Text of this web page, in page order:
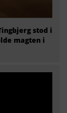
stod i
magten i